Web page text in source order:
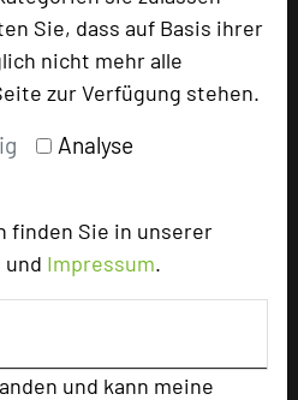
Sie, dass auf Basis ihrer
nicht mehr alle
zur Verfügung stehen.
Analyse
finden Sie in unserer
und Impressum.
und kann meine